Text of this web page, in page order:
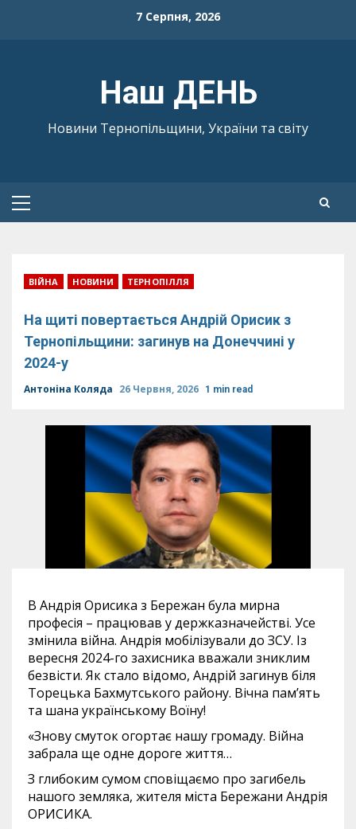
7 Серпня, 2026
Наш ДЕНЬ
Новини Тернопільщини, України та світу
Primary
ВІЙНА НОВИНИ ТЕРНОПІЛЛЯ
На щиті повертається Андрій Орисик з
Тернопільщини: загинув на Донеччині у
2024-у
Антоніна Коляда 26 Червня, 2026 1 min read
В Андрія Орисика з Бережан була мирна
професія – працював у держказначействі. Усе
змінила війна. Андрія мобілізували до ЗСУ. Із
вересня 2024-го захисника вважали зниклим
безвісти. Як стало відомо, Андрій загинув біля
Торецька Бахмутського району. Вічна пам’ять
та шана українському Воїну!
«Знову смуток огортає нашу громаду. Війна
забрала ще одне дороге життя…
З глибоким сумом сповіщаємо про загибель
нашого земляка, жителя міста Бережани Андрія
ОРИСИКА.